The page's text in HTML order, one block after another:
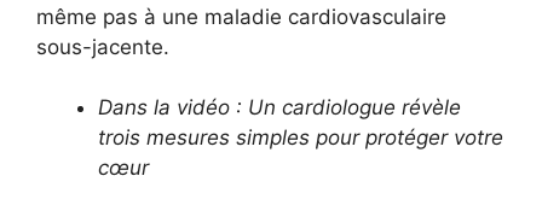
même pas à une maladie cardiovasculaire
sous-jacente.
Dans la vidéo : Un cardiologue révèle
trois mesures simples pour protéger votre
cœur